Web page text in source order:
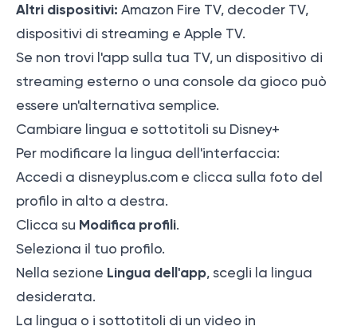
Altri dispositivi: Amazon Fire TV, decoder TV,
dispositivi di streaming e Apple TV.
Se non trovi l'app sulla tua TV, un dispositivo di
streaming esterno o una console da gioco può
essere un'alternativa semplice.
Cambiare lingua e sottotitoli su Disney+
Per modificare la lingua dell'interfaccia:
Accedi a disneyplus.com e clicca sulla foto del
profilo in alto a destra.
Clicca su Modifica profili.
Seleziona il tuo profilo.
Nella sezione Lingua dell'app, scegli la lingua
desiderata.
La lingua o i sottotitoli di un video in